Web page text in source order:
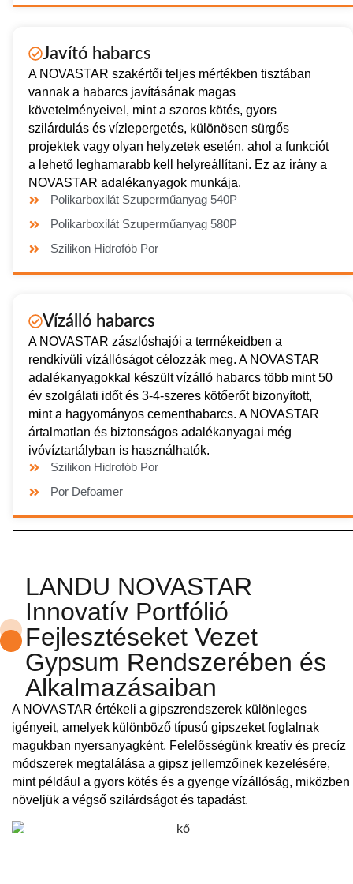
Javító habarcs
A NOVASTAR szakértői teljes mértékben tisztában
vannak a habarcs javításának magas
követelményeivel, mint a szoros kötés, gyors
szilárdulás és vízlepergetés, különösen sürgős
projektek vagy olyan helyzetek esetén, ahol a funkciót
a lehető leghamarabb kell helyreállítani. Ez az irány a
NOVASTAR adalékanyagok munkája.
Polikarboxilát Szuperműanyag 540P
Polikarboxilát Szuperműanyag 580P
Szilikon Hidrofób Por
Vízálló habarcs
A NOVASTAR zászlóshajói a termékeidben a
rendkívüli vízállóságot célozzák meg. A NOVASTAR
adalékanyagokkal készült vízálló habarcs több mint 50
év szolgálati időt és 3-4-szeres kötőerőt bizonyított,
mint a hagyományos cementhabarcs. A NOVASTAR
ártalmatlan és biztonságos adalékanyagai még
ivóvíztartályban is használhatók.
Szilikon Hidrofób Por
Por Defoamer
LANDU NOVASTAR
Innovatív Portfólió
Fejlesztéseket Vezet
Gypsum Rendszerében és
Alkalmazásaiban
A NOVASTAR értékeli a gipszrendszerek különleges
igényeit, amelyek különböző típusú gipszeket foglalnak
magukban nyersanyagként. Felelősségünk kreatív és precíz
módszerek megtalálása a gipsz jellemzőinek kezelésére,
mint például a gyors kötés és a gyenge vízállóság, miközben
növeljük a végső szilárdságot és tapadást.